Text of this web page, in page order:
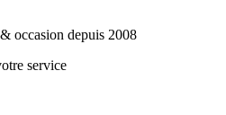
occasion depuis 2008
service